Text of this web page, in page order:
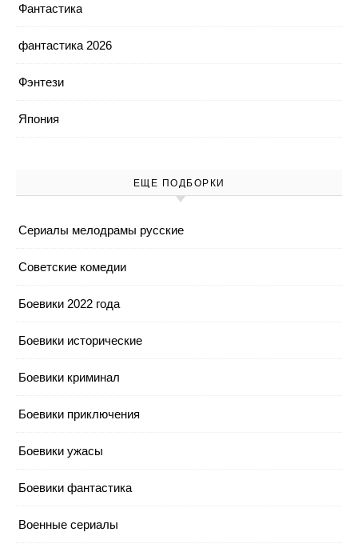
Фантастика
фантастика 2026
Фэнтези
Япония
ЕЩЕ ПОДБОРКИ
Cериалы мелодрамы русские
Cоветские комедии
Боевики 2022 года
Боевики исторические
Боевики криминал
Боевики приключения
Боевики ужасы
Боевики фантастика
Военные сериалы